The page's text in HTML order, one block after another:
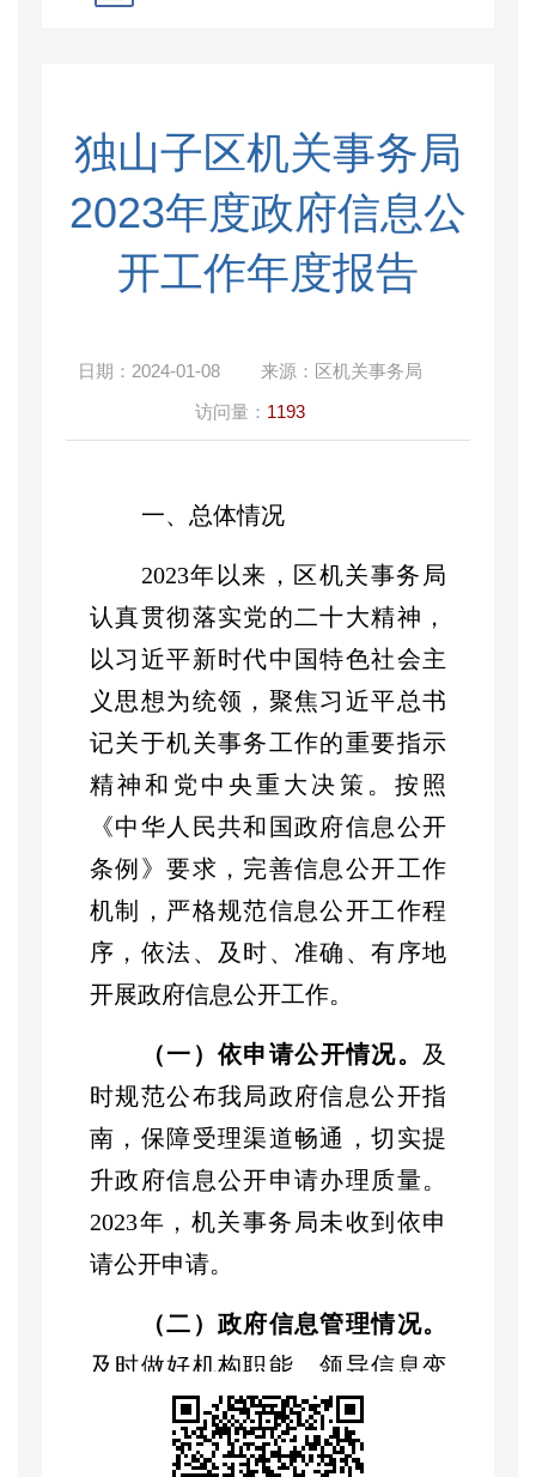
独山子区机关事务局
2023年度政府信息公
开工作年度报告
日期： 2024-01-08 来源： 区机关事务局
访问量： 1193
一、总体情况
2023年以来， 区机关事务局
认真贯彻落实党的二十大精神，
以习近平新时代中国特色社会主
义思想为统领， 聚焦习近平总书
记关于机关事务工作的重要指示
精神和党中央重大决策。 按照
《中华人民共和国政府信息公开
条例》要求，完善信息公开工作
机制，严格规范信息公开工作程
序，依法、及时、准确、有序地
开展政府信息公开工作。
（一 ）依申请公开情况。 及
时规范公布我局政府信息公开指
南，保障受理渠道畅通，切实提
升政府信息公开申请办理质量。
2023年，机关事务局未收到依申
请公开申请。
（二）政府信息管理情况。
及时做好机构职能、领导信息变
更信息公开。主动公开部门预决
“三公”经费，按规定发布公开